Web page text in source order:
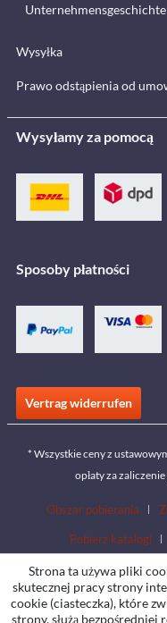
Unternehmensgeschichte
Wysyłka
Prawo odstąpienia od
Wysyłamy za pomocą
Sposoby płatności
Vertrag widerrufen
* Wszystkie ceny z
opłaty za
Obszar pobierania
Pobierz katalogi
Strona ta używa pliki
skutecznej pracy strony
cookie (ciasteczka), które
strony, służą